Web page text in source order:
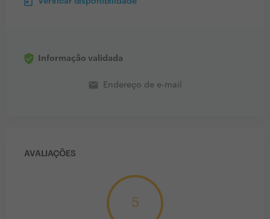
Informação validada
email Endereço de e-mail
AVALIAÇÕES
5